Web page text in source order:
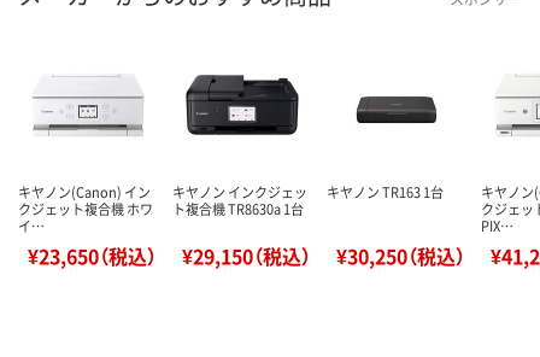
キヤノン(Canon) イン
クジェット複合機 ホワ
イ…
¥23,650（税込）
キヤノン インクジェッ
ト複合機 TR8630a 1台
¥29,150（税込）
キヤノン TR163 1台
¥30,250（税込）
キヤノン
クジェッ
PIX…